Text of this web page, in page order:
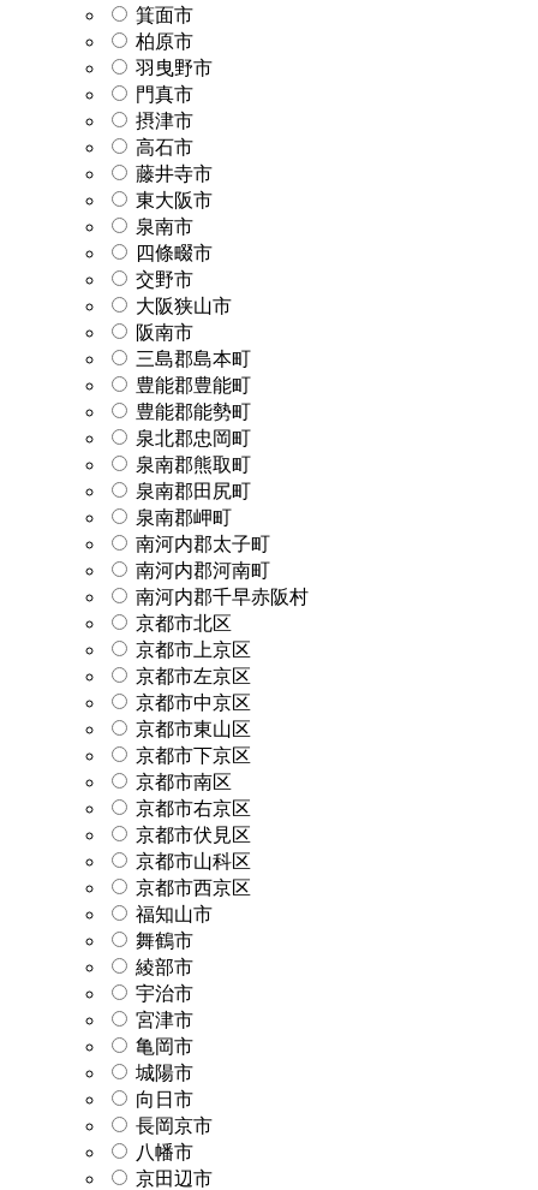
箕面市
柏原市
羽曳野市
門真市
摂津市
高石市
藤井寺市
東大阪市
泉南市
四條畷市
交野市
大阪狭山市
阪南市
三島郡島本町
豊能郡豊能町
豊能郡能勢町
泉北郡忠岡町
泉南郡熊取町
泉南郡田尻町
泉南郡岬町
南河内郡太子町
南河内郡河南町
南河内郡千早赤阪村
京都市北区
京都市上京区
京都市左京区
京都市中京区
京都市東山区
京都市下京区
京都市南区
京都市右京区
京都市伏見区
京都市山科区
京都市西京区
福知山市
舞鶴市
綾部市
宇治市
宮津市
亀岡市
城陽市
向日市
長岡京市
八幡市
京田辺市